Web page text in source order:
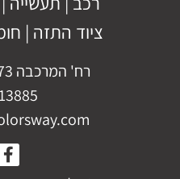
ציוד התזה |
רח' המרכבה 73 חולון 5885140